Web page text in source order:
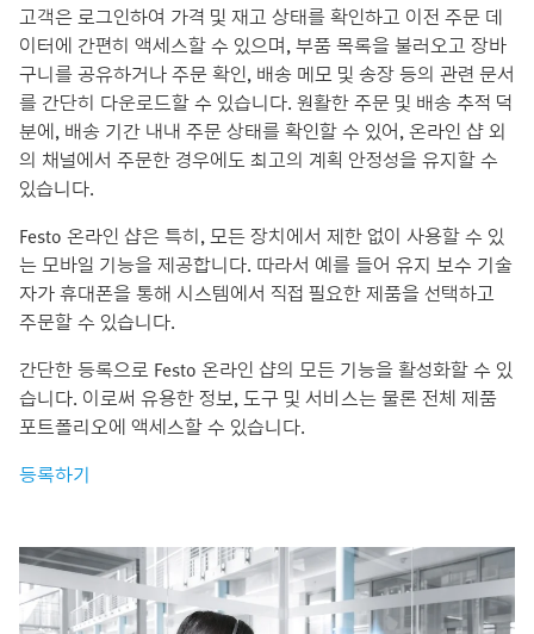
고객은 로그인하여 가격 및 재고 상태를 확인하고 이전 주문 데
이터에 간편히 액세스할 수 있으며, 부품 목록을 불러오고 장바
구니를 공유하거나 주문 확인, 배송 메모 및 송장 등의 관련 문서
를 간단히 다운로드할 수 있습니다. 원활한 주문 및 배송 추적 덕
분에, 배송 기간 내내 주문 상태를 확인할 수 있어, 온라인 샵 외
의 채널에서 주문한 경우에도 최고의 계획 안정성을 유지할 수
있습니다.
Festo 온라인 샵은 특히, 모든 장치에서 제한 없이 사용할 수 있
는 모바일 기능을 제공합니다. 따라서 예를 들어 유지 보수 기술
자가 휴대폰을 통해 시스템에서 직접 필요한 제품을 선택하고
주문할 수 있습니다.
간단한 등록으로 Festo 온라인 샵의 모든 기능을 활성화할 수 있
습니다. 이로써 유용한 정보, 도구 및 서비스는 물론 전체 제품
포트폴리오에 액세스할 수 있습니다.
등록하기